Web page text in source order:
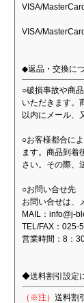
VISA/
VISA/
◆返品・交換に
○破損事故や商
いただきます。
以内にメール、
○お客様都合に
ます。商品到着
さい。その際、
○お問い合せ先
お問い合せは、
MAIL：info@j-
TEL/FAX：025-
営業時間：8：
◆送料割引設定
（※注） 送料割